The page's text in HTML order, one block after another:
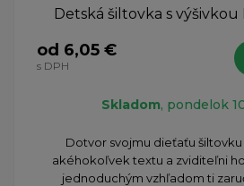
Detská šiltovka s výšivkou
od 6,05 €
s DPH
Skladom, pondelok
Dotvor svojmu dieťaťu šiltovku
akéhokoľvek textu a zviditeľni
jednoduchým vzhľadom ti